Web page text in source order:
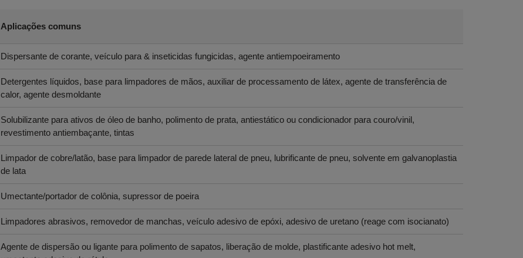
Aplicações comuns
Dispersante de corante, veículo para & inseticidas fungicidas, agente antiempoeiramento
Detergentes líquidos, base para limpadores de mãos, auxiliar de processamento de látex, agente de transferência de
calor, agente desmoldante
Solubilizante para ativos de óleo de banho, polimento de prata, antiestático ou condicionador para couro/vinil,
revestimento antiembaçante, tintas
Limpador de cobre/latão, base para limpador de parede lateral de pneu, lubrificante de pneu, solvente em galvanoplastia
de lata
Umectante/portador de colônia, supressor de poeira
Limpadores abrasivos, removedor de manchas, veículo adesivo de epóxi, adesivo de uretano (reage com isocianato)
Agente de dispersão ou ligante para polimento de sapatos, liberação de molde, plastificante adesivo hot melt,